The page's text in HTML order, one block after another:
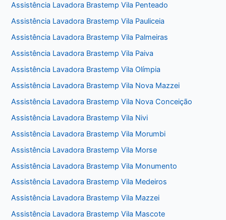
Assistência Lavadora Brastemp Vila Penteado
Assistência Lavadora Brastemp Vila Pauliceia
Assistência Lavadora Brastemp Vila Palmeiras
Assistência Lavadora Brastemp Vila Paiva
Assistência Lavadora Brastemp Vila Olímpia
Assistência Lavadora Brastemp Vila Nova Mazzei
Assistência Lavadora Brastemp Vila Nova Conceição
Assistência Lavadora Brastemp Vila Nivi
Assistência Lavadora Brastemp Vila Morumbi
Assistência Lavadora Brastemp Vila Morse
Assistência Lavadora Brastemp Vila Monumento
Assistência Lavadora Brastemp Vila Medeiros
Assistência Lavadora Brastemp Vila Mazzei
Assistência Lavadora Brastemp Vila Mascote